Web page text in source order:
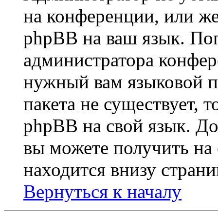
на конференции, или
phpBB на ваш язык.
администратора
нужный вам языковой
пакета не существует,
phpBB на свой язык.
вы можете получить на
находится внизу
Вернуться к началу